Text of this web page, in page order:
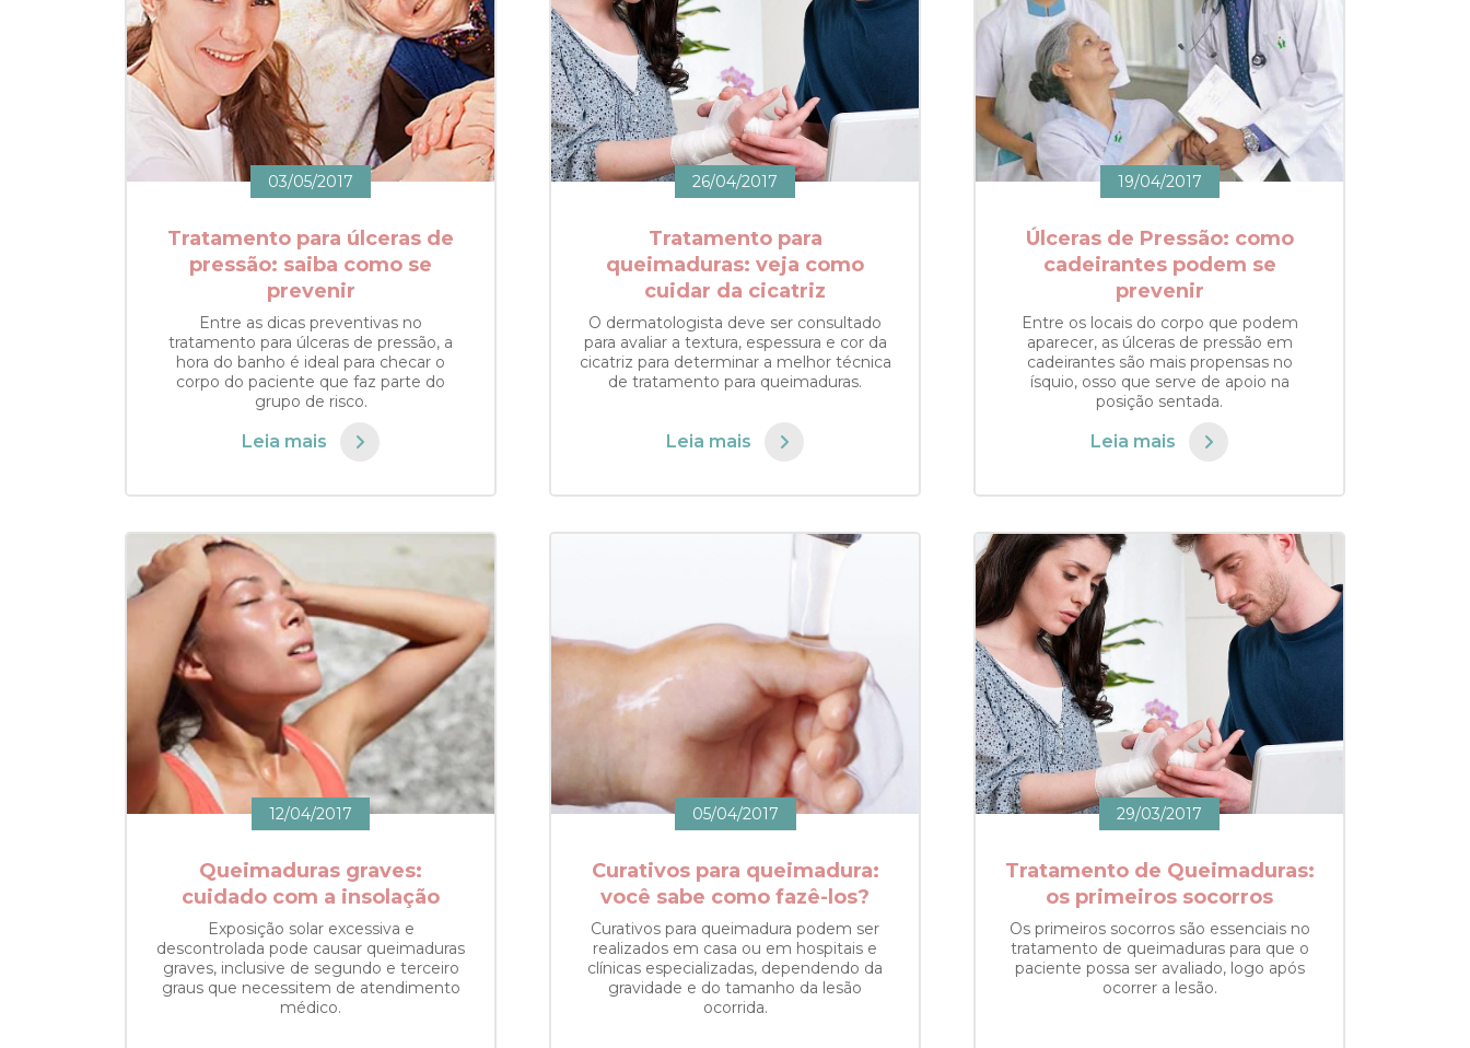
03/05/2017
Tratamento para úlceras de
pressão: saiba como se
prevenir
Entre as dicas preventivas no
tratamento para úlceras de pressão, a
hora do banho é ideal para checar o
corpo do paciente que faz parte do
grupo de risco.
Leia mais
26/04/2017
Tratamento para
queimaduras: veja como
cuidar da cicatriz
O dermatologista deve ser consultado
para avaliar a textura, espessura e cor da
cicatriz para determinar a melhor técnica
de tratamento para queimaduras.
Leia mais
19/04/2017
Úlceras de Pressão: como
cadeirantes podem se
prevenir
Entre os locais do corpo que podem
aparecer, as úlceras de pressão em
cadeirantes são mais propensas no
ísquio, osso que serve de apoio na
posição sentada.
Leia mais
12/04/2017
Queimaduras graves:
cuidado com a insolação
Exposição solar excessiva e
descontrolada pode causar queimaduras
graves, inclusive de segundo e terceiro
graus que necessitem de atendimento
médico.
05/04/2017
Curativos para queimadura:
você sabe como fazê-los?
Curativos para queimadura podem ser
realizados em casa ou em hospitais e
clínicas especializadas, dependendo da
gravidade e do tamanho da lesão
ocorrida.
29/03/2017
Tratamento de Queimaduras:
os primeiros socorros
Os primeiros socorros são essenciais no
tratamento de queimaduras para que o
paciente possa ser avaliado, logo após
ocorrer a lesão.